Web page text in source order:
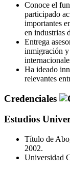
Conoce el
participado
importantes
en industrias
Entrega
inmigración y
Ha ideado
relevantes
Credenciales
Estudios
Título de
2002.
Universidad